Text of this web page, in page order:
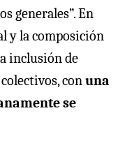
generales”. En
y la composición
inclusión de
conuna
se